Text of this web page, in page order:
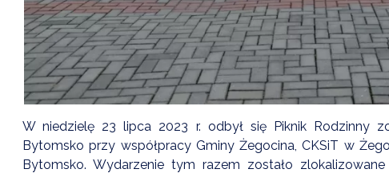
W niedzielę 23 lipca 2023 r. odbył się Piknik Rodzinny
Bytomsko przy współpracy Gminy Żegocina, CKSiT w
Bytomsko. Wydarzenie tym razem zostało